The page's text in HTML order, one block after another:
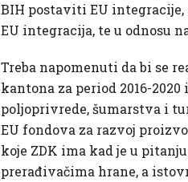
BIH postaviti EU
EU integracija, te u odnosu
Treba napomenuti da bi se
kantona za period 2016-
poljoprivrede, šumarstva i
EU fondova za razvoj
koje ZDK ima kad je u
prerađivačima hrane, a